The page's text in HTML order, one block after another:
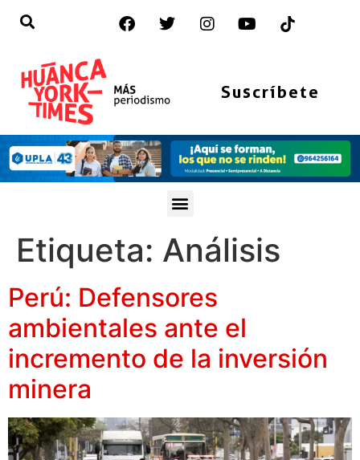
Suscríbete
Etiqueta: Análisis
Perú: Defensores
ambientales ante el
incremento de la inversión
minera